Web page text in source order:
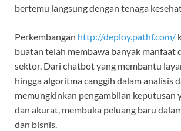
bertemu langsung dengan tenaga
Perkembangan http://deploy.pathf.com/
buatan telah membawa banyak manfaat
sektor. Dari chatbot yang membantu
hingga algoritma canggih dalam analisis
memungkinkan pengambilan keputusan
dan akurat, membuka peluang baru
dan bisnis.